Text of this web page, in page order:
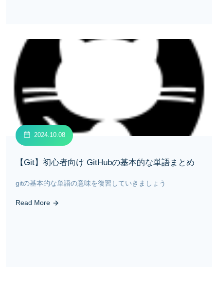
2024.10.08
【Git】初心者向け GitHubの基本的な単語まとめ
gitの基本的な単語の意味を復習していきましょう
Read More